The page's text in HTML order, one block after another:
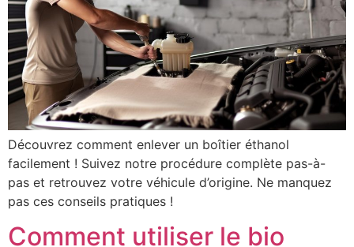
Découvrez comment enlever un boîtier éthanol
facilement ! Suivez notre procédure complète pas-à-
pas et retrouvez votre véhicule d’origine. Ne manquez
pas ces conseils pratiques !
Comment utiliser le bio